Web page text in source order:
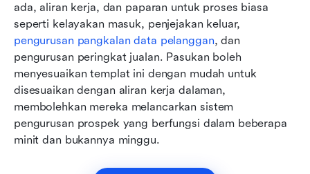
ada, aliran kerja, dan paparan untuk proses biasa
pengurusan pangkalan data pelanggan, dan
pengurusan peringkat jualan. Pasukan boleh
menyesuaikan templat ini dengan mudah untuk
disesuaikan dengan aliran kerja dalaman,
membolehkan mereka melancarkan sistem
pengurusan prospek yang berfungsi dalam beberapa
minit dan bukannya minggu.